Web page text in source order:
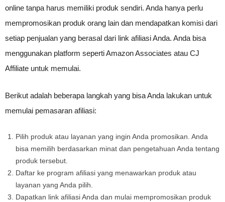
online tanpa harus memiliki produk sendiri. Anda hanya perlu
mempromosikan produk orang lain dan mendapatkan komisi dari
setiap penjualan yang berasal dari link afiliasi Anda. Anda bisa
menggunakan platform seperti Amazon Associates atau CJ
Affiliate untuk memulai.
Berikut adalah beberapa langkah yang bisa Anda lakukan untuk
memulai pemasaran afiliasi:
Pilih produk atau layanan yang ingin Anda promosikan. Anda
bisa memilih berdasarkan minat dan pengetahuan Anda tentang
produk tersebut.
Daftar ke program afiliasi yang menawarkan produk atau
layanan yang Anda pilih.
Dapatkan link afiliasi Anda dan mulai mempromosikan produk